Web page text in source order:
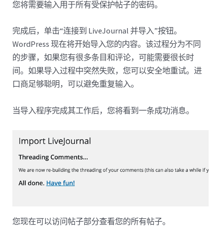
您将需要输入用于所有受保护帖子的密码。
完成后，单击“连接到 LiveJournal 并导入”按钮。
WordPress 现在将开始导入您的内容。该过程分为不同
的步骤，如果您有很多条目和评论，可能需要很长时
间。如果导入过程中突然失败，您可以安全地重试。进
口商足够聪明，可以避免重复输入。
当导入程序完成其工作后，您将看到一条成功消息。
您现在可以访问帖子部分查看您的所有帖子。